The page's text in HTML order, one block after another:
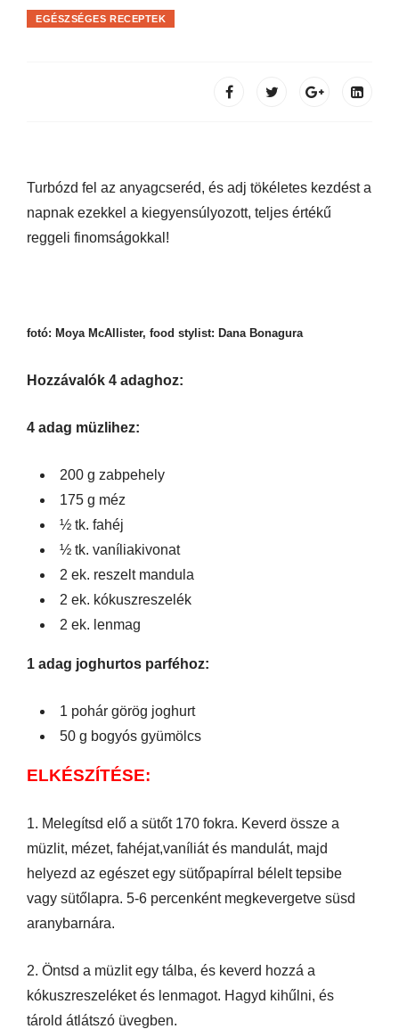
EGÉSZSÉGES RECEPTEK
Turbózd fel az anyagcseréd, és adj tökéletes kezdést a
napnak ezekkel a kiegyensúlyozott, teljes értékű
reggeli finomságokkal!
fotó: Moya McAllister, food stylist: Dana Bonagura
Hozzávalók 4 adaghoz:
4 adag müzlihez:
200 g zabpehely
175 g méz
½ tk. fahéj
½ tk. vaníliakivonat
2 ek. reszelt mandula
2 ek. kókuszreszelék
2 ek. lenmag
1 adag joghurtos parféhoz:
1 pohár görög joghurt
50 g bogyós gyümölcs
ELKÉSZÍTÉSE:
1. Melegítsd elő a sütőt 170 fokra. Keverd össze a
müzlit, mézet, fahéjat,vaníliát és mandulát, majd
helyezd az egészet egy sütőpapírral bélelt tepsibe
vagy sütőlapra. 5-6 percenként megkevergetve süsd
aranybarnára.
2. Öntsd a müzlit egy tálba, és keverd hozzá a
kókuszreszeléket és lenmagot. Hagyd kihűlni, és
tárold átlátszó üvegben.